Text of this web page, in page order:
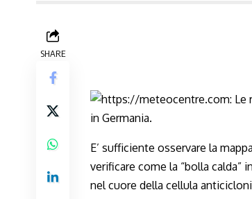
SHARE
E’ sufficiente osservare la
verificare come la “bolla calda”
nel cuore della cellula